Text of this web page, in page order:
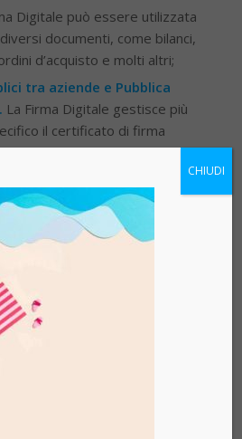
Digitale può essere utilizzata
documenti, come bilanci,
d’acquisto e molti altri;
tra aziende e Pubblica
La Firma Digitale gestisce più
il certificato di firma
CNS(Carta Nazionale dei
con gli enti direttamente
enti stesso.
ora!
CHIUDI